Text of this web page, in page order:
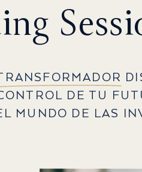
DE TU
MUNDO DE LAS